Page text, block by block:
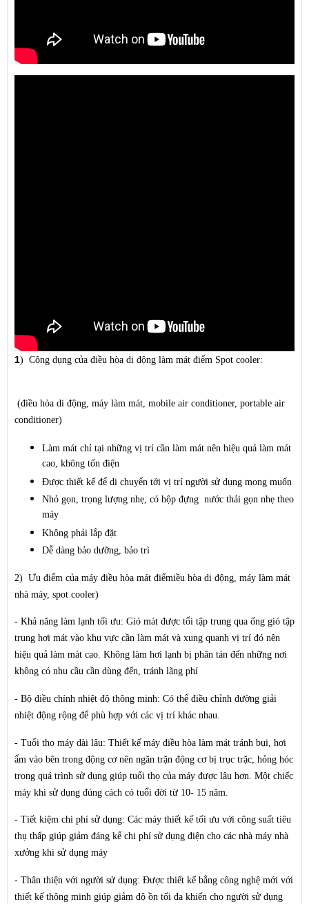
1) Công dụng của điều hòa di động làm mát điểm Spot cooler:
(điều hòa di động, máy làm mát, mobile air conditioner, portable air
conditioner)
Làm mát chỉ tại những vị trí cần làm mát nên hiệu quả làm mát
cao, không tốn điện
Được thiết kế để di chuyển tới vị trí người sử dụng mong muốn
Nhỏ gọn, trọng lượng nhẹ, có hộp đựng nước thải gọn nhẹ theo
máy
Không phải lắp đặt
Dễ dàng bảo dưỡng, bảo trì
2) Ưu điểm của máy điều hòa mát điểmiều hòa di động, máy làm mát
nhà máy, spot cooler)
- Khả năng làm lạnh tối ưu: Gió mát được tổi tập trung qua ống gió tập
trung hơi mát vào khu vực cần làm mát và xung quanh vị trí đó nên
hiệu quả làm mát cao. Không làm hơi lạnh bị phân tán đến những nơi
không có nhu cầu cần dùng đến, tránh lãng phí
- Bộ điều chính nhiệt độ thông minh: Có thể điều chỉnh đường giải
nhiệt động rộng để phù hợp với các vị trí khác nhau.
- Tuổi thọ máy dài lâu: Thiết kế máy điều hòa làm mát tránh bụi, hơi
ẩm vào bên trong động cơ nên ngăn trặn động cơ bị trục trặc, hỏng hóc
trong quá trình sử dụng giúp tuổi thọ của máy được lâu hơn. Một chiếc
máy khi sử dụng đúng cách có tuổi đời từ 10- 15 năm.
- Tiết kiệm chi phí sử dụng: Các máy thiết kế tối ưu với công suất tiêu
thụ thấp giúp giảm đáng kể chi phí sử dụng điện cho các nhà máy nhà
xưởng khi sử dụng máy
- Thân thiện với người sử dụng: Được thiết kế bằng công nghệ mới với
thiết kế thông minh giúp giảm độ ồn tối đa khiến cho người sử dụng